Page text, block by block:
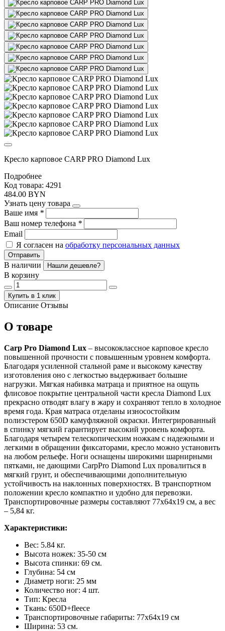
Кресло карповое CARP PRO Diamond Lux
Подробнее
Код товара: 4291
484.00 BYN
Узнать цену товара
Ваше имя *
Ваш номер телефона *
Email
Я согласен на обработку персональных данных
Отправить
В наличии Нашли дешевле?
В корзину
Купить в 1 клик
Описание Отзывы
О товаре
Carp Pro Diamond Lux – высококлассное карповое кресло
повышенной прочности с повышенным уровнем комфорта.
Благодаря усиленной стальной раме и высокому качеству
изготовления оно с легкостью выдерживает большие
нагрузки. Мягкая набивка матраца и приятное на ощупь
флисовое покрытие центральной части кресла Diamond Lux
прекрасно отводят влагу в жару и сохраняют тепло в холодное
время года. Края матраса отделаны износостойким
полиэстером 650D камуфляжной окраски. Интегрированный
в спинку мягкий гарантирует высокий уровень комфорта.
Благодаря четырем телескопическим ножкам с надежными и
легкими в обращении фиксаторами, кресло можно установить
на любом рельефе. Ноги оснащены широкими шарнирными
пятками, не дающими CarpPro Diamond Lux провалиться в
мягкий грунт, и обеспечивающими дополнительную
устойчивость на наклонных поверхностях. В транспортном
положении кресло компактно и удобно для перевозки.
Транспортировочные размеры составляют 77х64х19 см, а вес
– 5,84 кг.
Характеристики:
Вес: 5.84 кг.
Высота ножек: 35-50 см
Высота спинки: 69 см.
Глубина: 54 см
Диаметр ноги: 25 мм
Количество ног: 4 шт.
Тип: Кресла
Ткань: 650D+fleece
Транспортировочные габариты: 77x64x19 см
Ширина: 53 см.